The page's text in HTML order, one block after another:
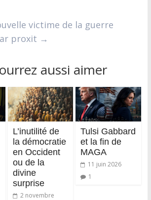
victime de la guerre
proxit →
aussi aimer
L’inutilité de
la démocratie
en Occident
ou de la
divine
surprise
2 novembre
Tulsi Gabbard
et la fin de
MAGA
11 juin 2026
1